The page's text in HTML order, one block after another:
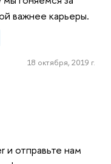
важнее карьеры.
18 октября, 2019 г.
отправьте нам